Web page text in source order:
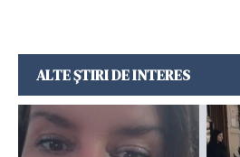
ALTE ȘTIRI DE INTERES